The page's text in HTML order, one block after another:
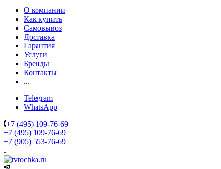
О компании
Как купить
Самовывоз
Доставка
Гарантия
Услуги
Бренды
Контакты
...
Telegram
WhatsApp
+7 (495) 109-76-69
+7 (495) 109-76-69
+7 (905) 553-76-69